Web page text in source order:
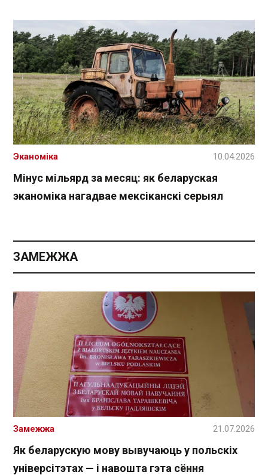
Мінус мільярд за месяц: як беларуская
эканоміка нагадвае мексіканскі серыял
Эканоміка 10.04.2026
ЗАМЕЖЖА
Як беларускую мову вывучаюць у польскіх
універсітэтах — і навошта гэта сёння
Замежжа 21.07.2026